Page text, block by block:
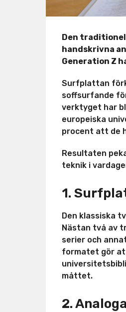
Den
handskrivna
Generation Z
Surfplattan
soffsurfande
verktyget har
europeiska
procent att de
Resultaten
teknik i
1.
Den klassiska
Nästan två av
serier och
formatet gör
måttet.
2.